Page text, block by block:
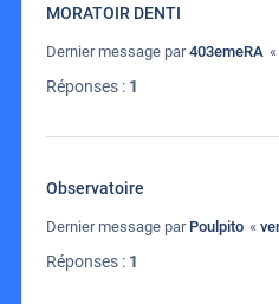
MORATOIR DENTI
Dernier message par403emeRA «
Réponses : 1
Observatoire
Dernier message par Poulpito «
Réponses : 1